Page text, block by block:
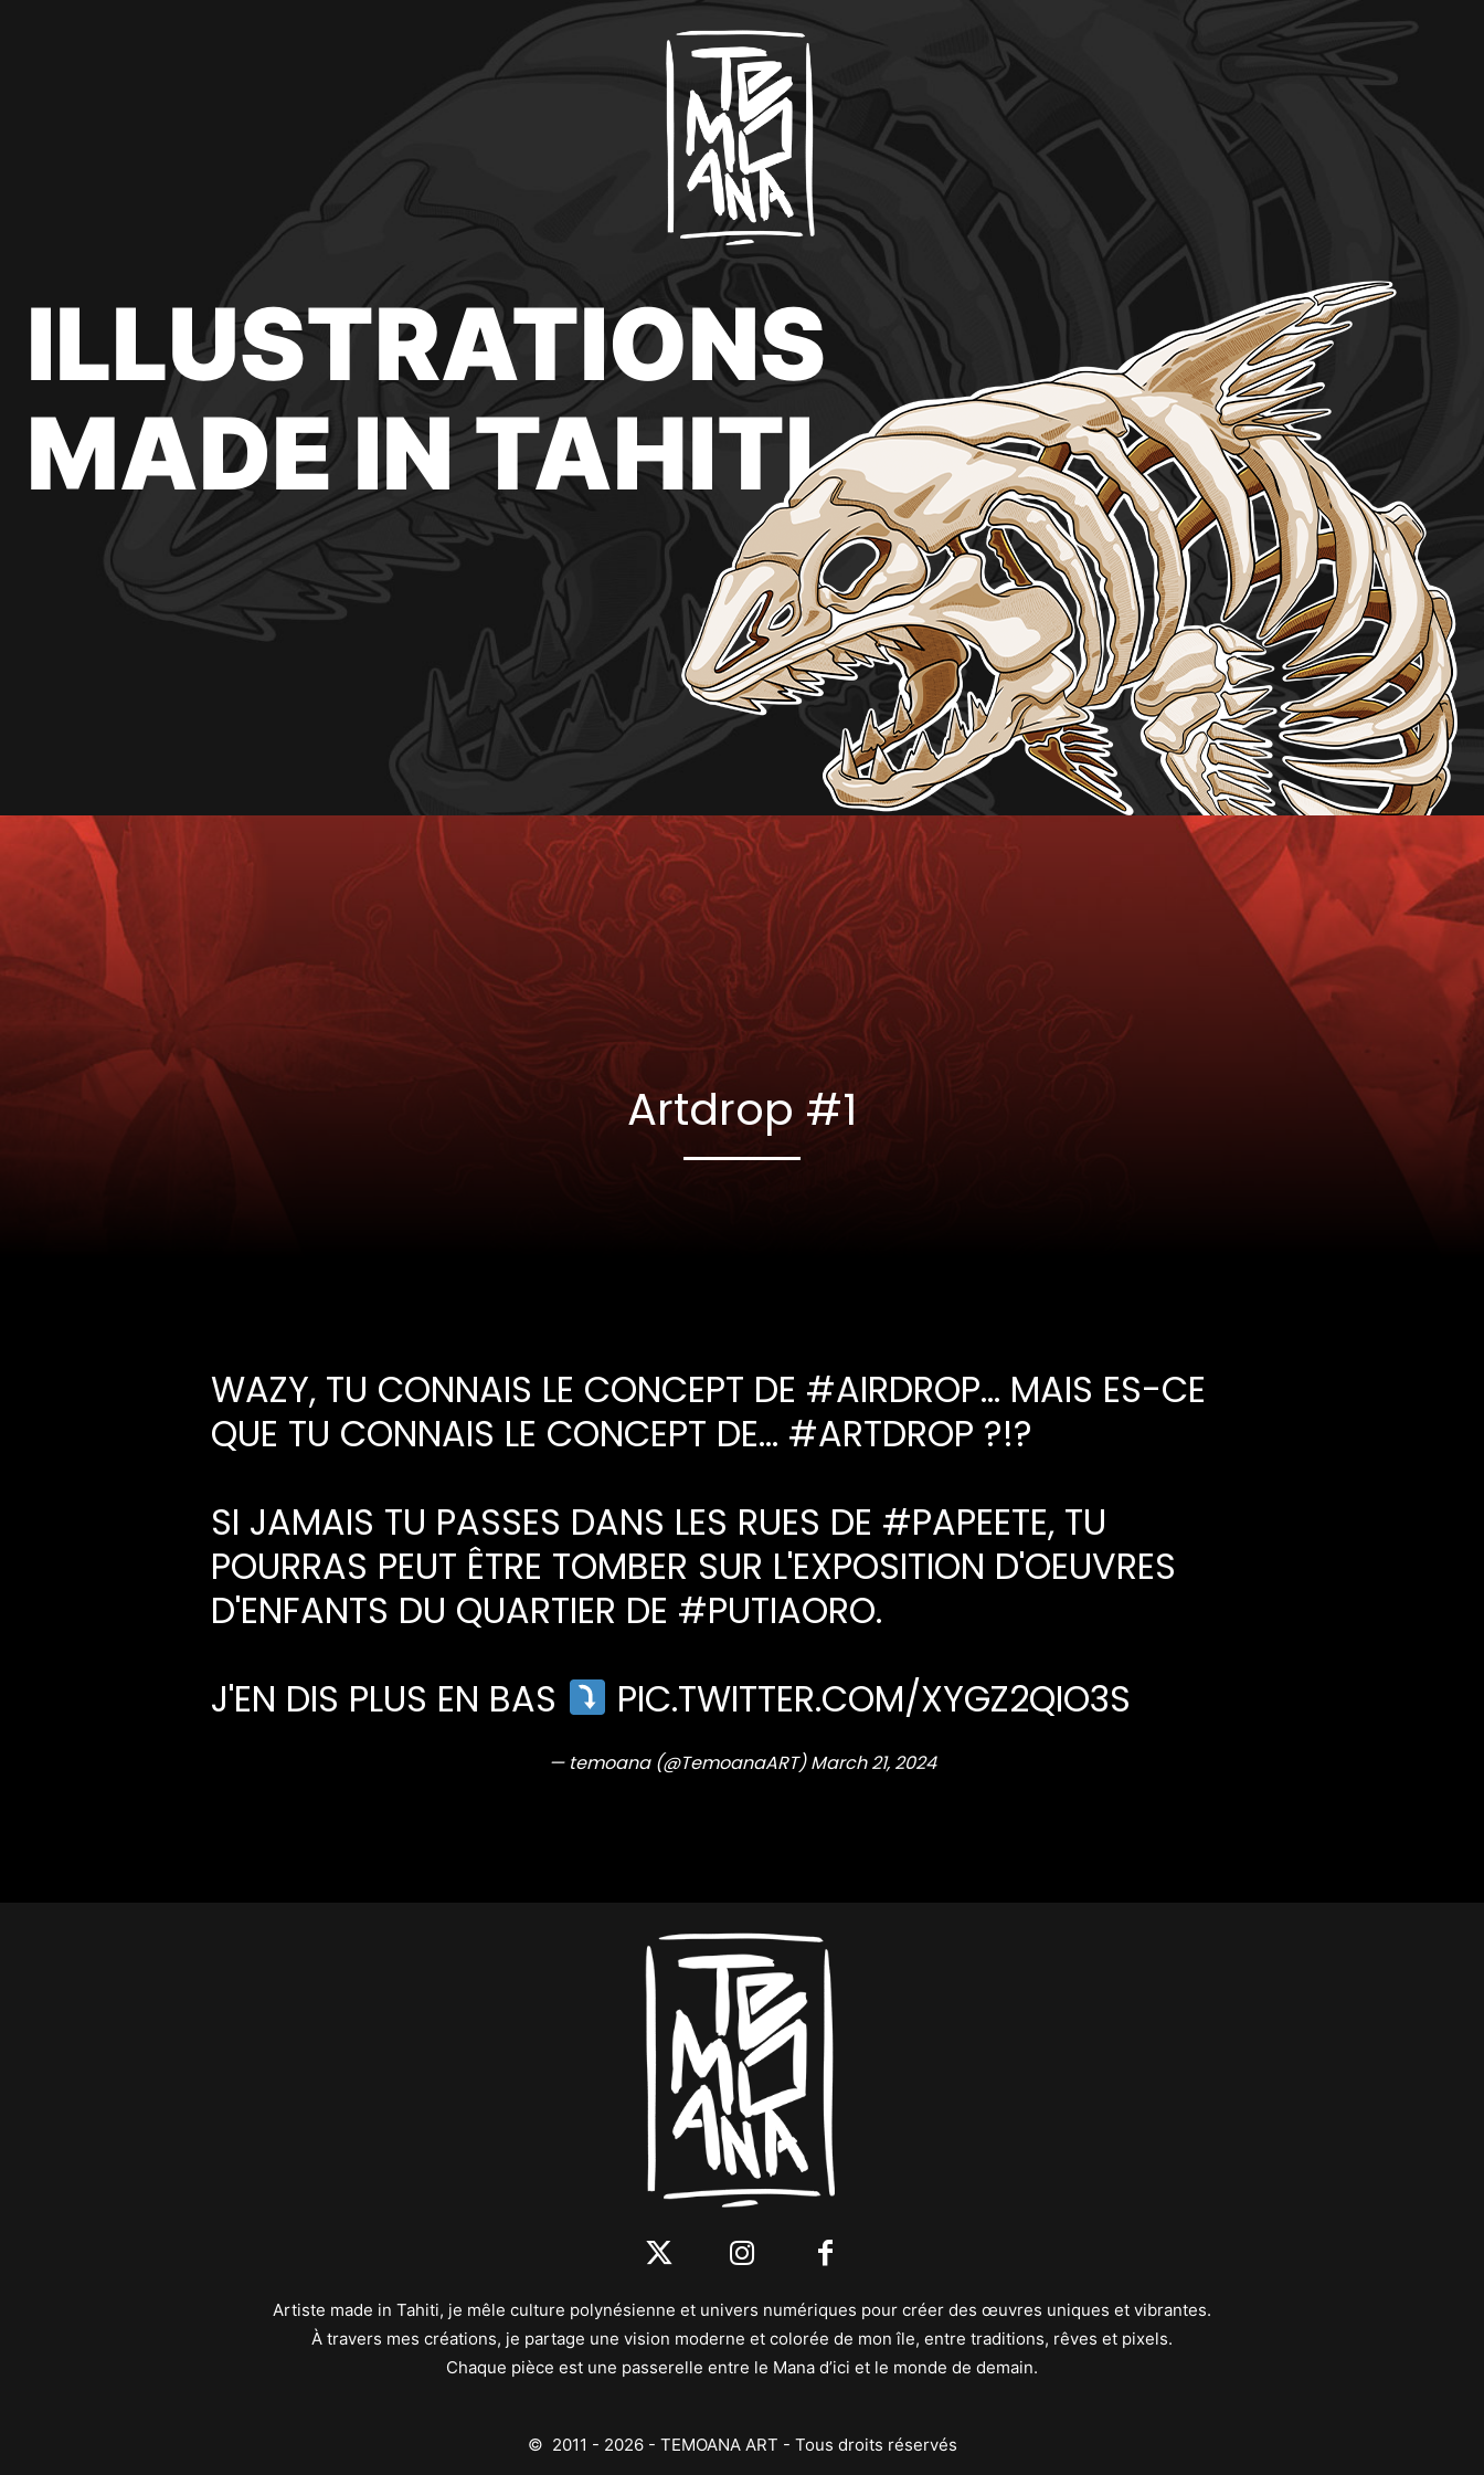
ILLUSTRATIONS
MADE IN TAHITI
Artdrop #1
WAZY, TU CONNAIS LE CONCEPT DE #AIRDROP… MAIS ES-CE
QUE TU CONNAIS LE CONCEPT DE… #ARTDROP ?!?
SI JAMAIS TU PASSES DANS LES RUES DE #PAPEETE, TU
POURRAS PEUT ÊTRE TOMBER SUR L'EXPOSITION D'OEUVRES
D'ENFANTS DU QUARTIER DE #PUTIAORO.
J'EN DIS PLUS EN BAS
PIC.TWITTER.COM/XYGZ2QIO3S
— temoana (@TemoanaART)March 21, 2024
Artiste made in Tahiti, je mêle culture polynésienne et univers numériques pour créer des œuvres uniques et vibrantes.
À travers mes créations, je partage une vision moderne et colorée de mon île, entre traditions, rêves et pixels.
Chaque pièce est une passerelle entre le Mana d’ici et le monde de demain.
© 2011 - 2026 - TEMOANA ART - Tous droits réservés